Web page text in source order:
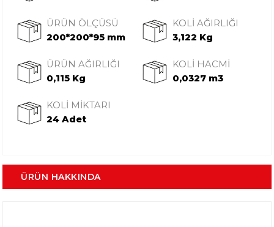
ÜRÜN ÖLÇÜSÜ
KOLİ AĞIRLIĞI
200*200*95 mm
3,122 Kg
ÜRÜN AĞIRLIĞI
KOLİ HACMİ
0,115 Kg
0,0327 m3
KOLİ MİKTARI
24 Adet
ÜRÜN HAKKINDA